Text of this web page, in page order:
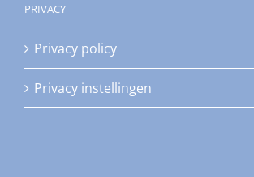
PRIVACY
Privacy policy
Privacy instellingen